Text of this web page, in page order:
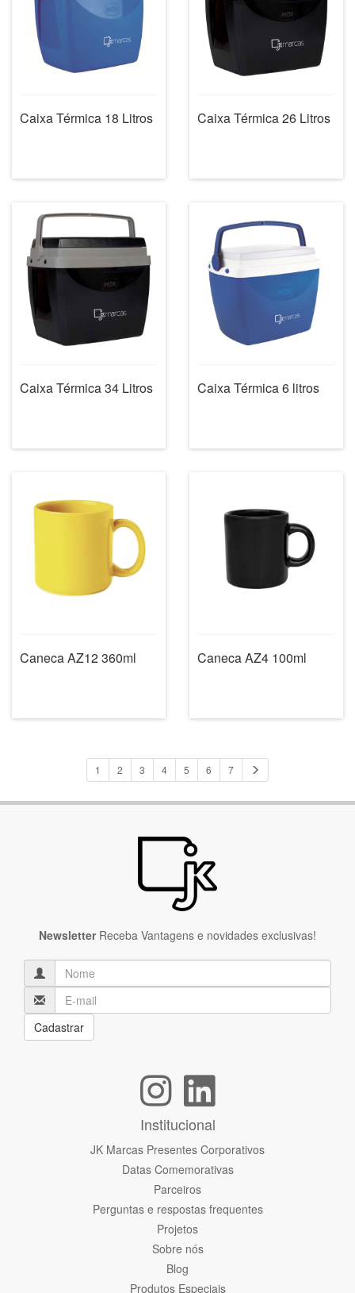
Caixa Térmica 18 Litros Caixa Térmica 26 Litros
Caixa Térmica 34 Litros Caixa Térmica 6 litros
Caneca AZ12 360ml Caneca AZ4 100ml
1 2 3 4 5 6 7
NewsletterReceba Vantagens e novidades exclusivas!
Cadastrar
Institucional
JK Marcas Presentes Corporativos
Datas Comemorativas
Parceiros
Perguntas e respostas frequentes
Projetos
Sobre nós
Blog
Produtos Especiais